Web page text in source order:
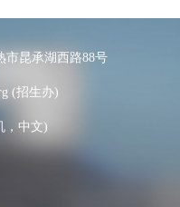
市昆承湖西路88号
(招生办)
，中文)